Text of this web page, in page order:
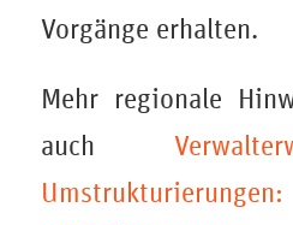
Vorgänge erhalten.
Mehr regionale
auch